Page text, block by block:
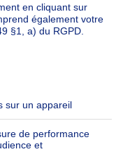
list déménagement